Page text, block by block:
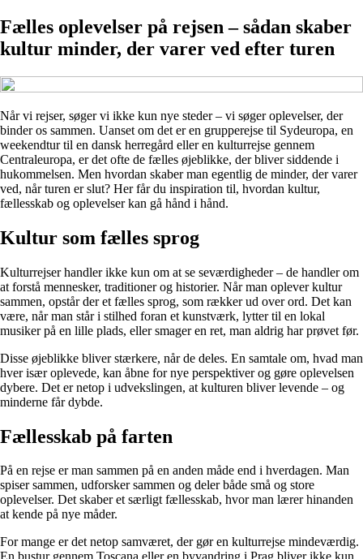
Fælles oplevelser på rejsen – sådan skaber
kultur minder, der varer ved efter turen
Når vi rejser, søger vi ikke kun nye steder – vi søger oplevelser, der
binder os sammen. Uanset om det er en grupperejse til Sydeuropa, en
weekendtur til en dansk herregård eller en kulturrejse gennem
Centraleuropa, er det ofte de fælles øjeblikke, der bliver siddende i
hukommelsen. Men hvordan skaber man egentlig de minder, der varer
ved, når turen er slut? Her får du inspiration til, hvordan kultur,
fællesskab og oplevelser kan gå hånd i hånd.
Kultur som fælles sprog
Kulturrejser handler ikke kun om at se seværdigheder – de handler om
at forstå mennesker, traditioner og historier. Når man oplever kultur
sammen, opstår der et fælles sprog, som rækker ud over ord. Det kan
være, når man står i stilhed foran et kunstværk, lytter til en lokal
musiker på en lille plads, eller smager en ret, man aldrig har prøvet før.
Disse øjeblikke bliver stærkere, når de deles. En samtale om, hvad man
hver især oplevede, kan åbne for nye perspektiver og gøre oplevelsen
dybere. Det er netop i udvekslingen, at kulturen bliver levende – og
minderne får dybde.
Fællesskab på farten
På en rejse er man sammen på en anden måde end i hverdagen. Man
spiser sammen, udforsker sammen og deler både små og store
oplevelser. Det skaber et særligt fællesskab, hvor man lærer hinanden
at kende på nye måder.
For mange er det netop samværet, der gør en kulturrejse mindeværdig.